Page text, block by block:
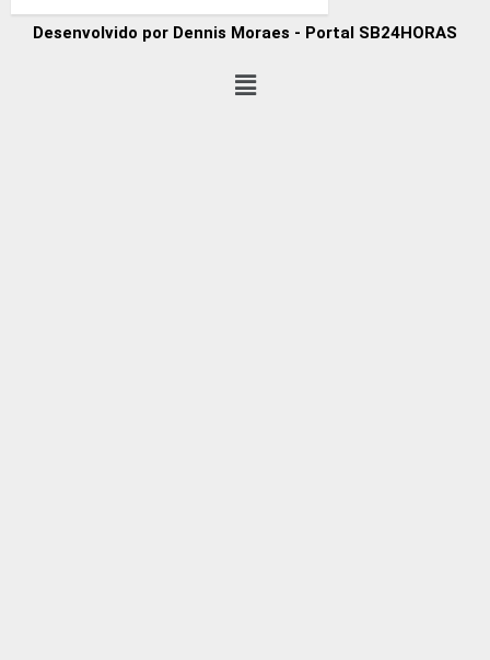
Desenvolvido por Dennis Moraes - Portal SB24HORAS